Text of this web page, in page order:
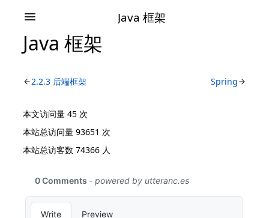
Java 框架
Java 框架
2.2.3 后端框架 Spring
本文访问量45 次
本站总访问量93651 次
本站总访客数74366 人